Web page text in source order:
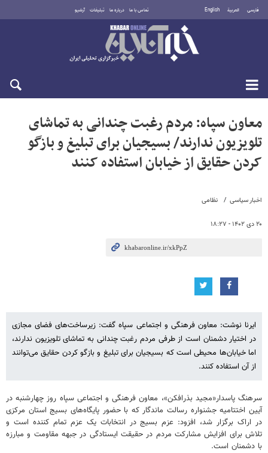
فارسی العربية English تماس با ما درباره ما تبلیغات آرشیو
یکشنبه ۱۸ مرداد ۱۴۰۵
اخبار سیاسی نظامی
۲۰ دی ۱۴۰۲ - ۱۸:۲۷
معاون سپاه: مردم رغبت چندانی به تماشای
تلویزیون ندارند/ بسیجیان برای تبلیغ و بازگو
کردن حقایق از خیابان استفاده کنند
ایرنا نوشت: معاون فرهنگی و اجتماعی سپاه گفت: زیرساخت‌های فضای مجازی
در اختیار دشمنان است از طرفی مردم رغبت چندانی به تماشای تلویزیون ندارند،
اما خیابان‌ها محیطی است که بسیجیان برای تبلیغ و بازگو کردن حقایق می‌توانند
از آن استفاده کنند.
سرهنگ پاسدار«مجید بذرافکن»، معاون فرهنگی و اجتماعی سپاه روز چهارشنبه در
آیین اختتامیه جشنواره رسالت ماندگار که با حضور پایگاه‌های بسیج استان مرکزی
در اراک برگزار شد، افزود: عزم بسیج در انتخابات یک عزم تمام کننده است و
تلاش برای افزایش مشارکت مردم در حقیقت ایستادگی در جبهه مقاومت و مبارزه
با دشمنان است.